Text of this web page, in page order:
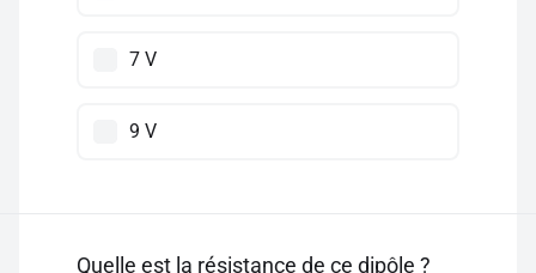
7 V
9 V
Quelle est la résistance de ce dipôle ?